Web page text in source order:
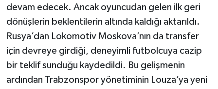
devam edecek. Ancak oyuncudan gelen ilk geri
dönüşlerin beklentilerin altında kaldığı aktarıldı.
Rusya’dan Lokomotiv Moskova’nın da transfer
için devreye girdiği, deneyimli futbolcuya cazip
bir teklif sunduğu kaydedildi. Bu gelişmenin
ardından Trabzonspor yönetiminin Louza’ya yeni